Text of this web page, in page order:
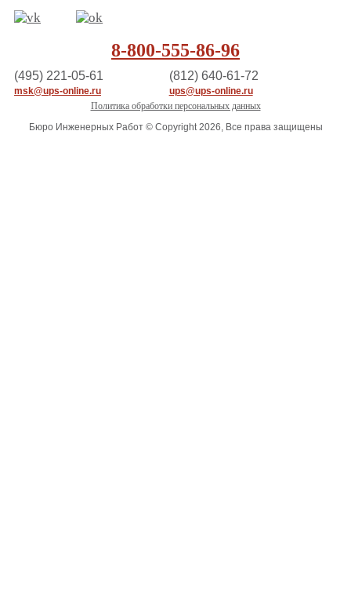
8-800-555-86-96
(495) 221-05-61
msk@ups-online.ru
(812) 640-61-72
ups@ups-online.ru
Политика обработки персональных данных
Бюро Инженерных Работ © Copyright 2026, Все права защищены